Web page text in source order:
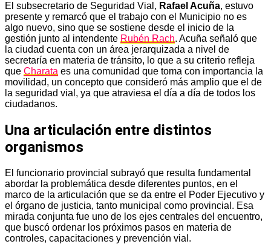
El subsecretario de Seguridad Vial, Rafael Acuña, estuvo
presente y remarcó que el trabajo con el Municipio no es
algo nuevo, sino que se sostiene desde el inicio de la
gestión junto al intendente Rubén Rach. Acuña señaló que
la ciudad cuenta con un área jerarquizada a nivel de
secretaría en materia de tránsito, lo que a su criterio refleja
que Charata es una comunidad que toma con importancia la
movilidad, un concepto que consideró más amplio que el de
la seguridad vial, ya que atraviesa el día a día de todos los
ciudadanos.
Una articulación entre distintos
organismos
El funcionario provincial subrayó que resulta fundamental
abordar la problemática desde diferentes puntos, en el
marco de la articulación que se da entre el Poder Ejecutivo y
el órgano de justicia, tanto municipal como provincial. Esa
mirada conjunta fue uno de los ejes centrales del encuentro,
que buscó ordenar los próximos pasos en materia de
controles, capacitaciones y prevención vial.